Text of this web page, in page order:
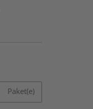
Paket(e)